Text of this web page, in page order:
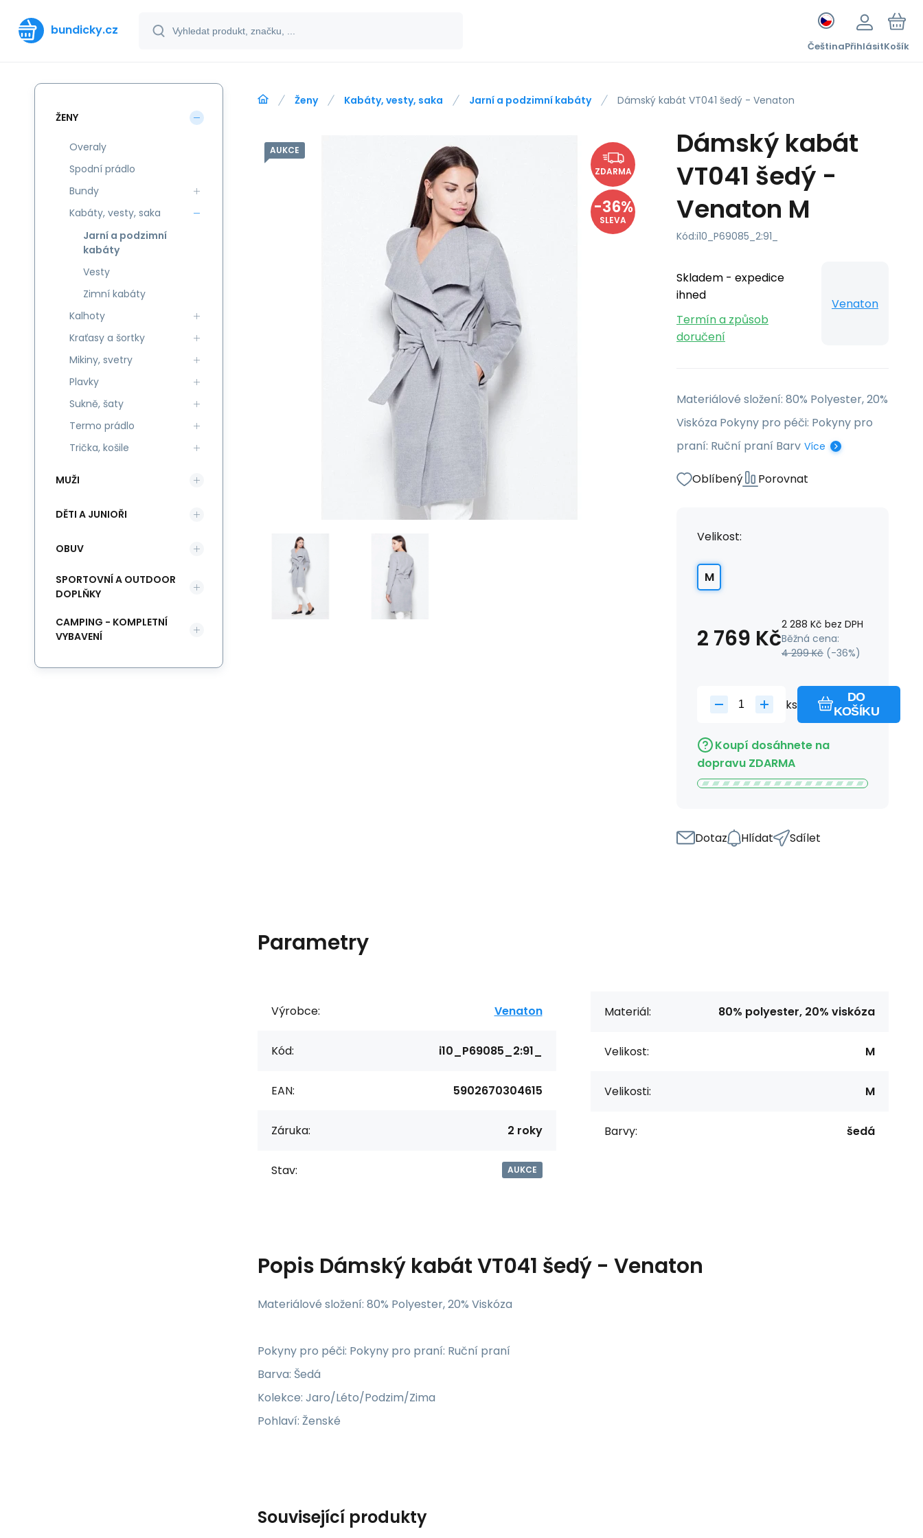
bundicky.cz
ČeštinaPřihlásitKošík
Ženy Kabáty, vesty, saka Jarní a podzimní kabáty Dámský kabát VT041 šedý - Venaton
AUKCE
ZDARMA
-36%
SLEVA
Dámský kabát
VT041 šedý -
Venaton M
Kód:i10_P69085_2:91_
Skladem - expedice
ihned
Termín a způsob
doručení
Venaton
Materiálové složení: 80% Polyester, 20%
Viskóza Pokyny pro péči: Pokyny pro
praní: Ruční praní Barv Více
Oblíbený Porovnat
Velikost:
M
2 769 Kč2 288 Kč bez DPH
Běžná cena:
4 299 Kč (-36%)
ks
DO
KOŠÍKU
Koupí dosáhnete na
dopravu ZDARMA
Dotaz Hlídat Sdílet
Parametry
Výrobce: Venaton
Kód: i10_P69085_2:91_
EAN: 5902670304615
Záruka: 2 roky
Stav: AUKCE
Materiál: 80% polyester, 20% viskóza
Velikost: M
Velikosti: M
Barvy: šedá
Popis Dámský kabát VT041 šedý - Venaton
Materiálové složení: 80% Polyester, 20% Viskóza
Pokyny pro péči: Pokyny pro praní: Ruční praní
Barva: Šedá
Kolekce: Jaro/Léto/Podzim/Zima
Pohlaví: Ženské
Související produkty
ŽENY
Overaly
Spodní prádlo
Bundy
Kabáty, vesty, saka
Jarní a podzimní
kabáty
Vesty
Zimní kabáty
Kalhoty
Kraťasy a šortky
Mikiny, svetry
Plavky
Sukně, šaty
Termo prádlo
Trička, košile
MUŽI
DĚTI A JUNIOŘI
OBUV
SPORTOVNÍ A OUTDOOR
DOPLŇKY
CAMPING - KOMPLETNÍ
VYBAVENÍ